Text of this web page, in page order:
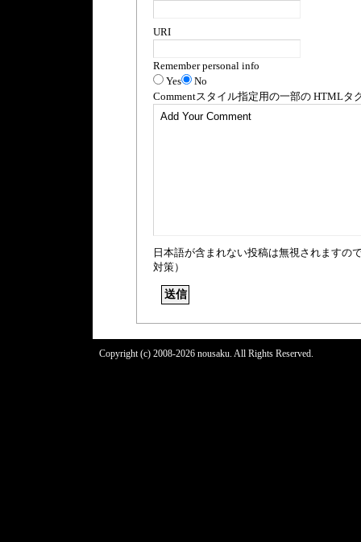
URI
Remember personal info
Yes
No
Commentスタイル指定用の一部の HTMLタ
日本語が含まれない投稿は無視されますの
対策）
Copyright (c) 2008-2026 nousaku. All Rights Reserved.